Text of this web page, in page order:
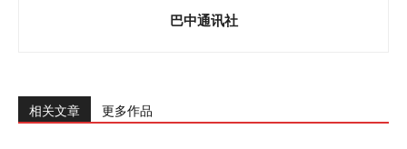
巴中通讯社
相关文章 更多作品